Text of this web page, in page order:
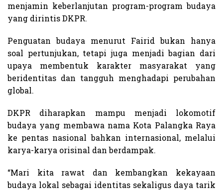
menjamin keberlanjutan program-program budaya
yang dirintis DKPR.
Penguatan budaya menurut Fairid bukan hanya
soal pertunjukan, tetapi juga menjadi bagian dari
upaya membentuk karakter masyarakat yang
beridentitas dan tangguh menghadapi perubahan
global.
DKPR diharapkan mampu menjadi lokomotif
budaya yang membawa nama Kota Palangka Raya
ke pentas nasional bahkan internasional, melalui
karya-karya orisinal dan berdampak.
“Mari kita rawat dan kembangkan kekayaan
budaya lokal sebagai identitas sekaligus daya tarik